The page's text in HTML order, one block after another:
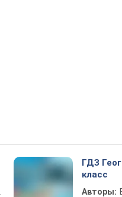
ГДЗ
класс
Авторы: